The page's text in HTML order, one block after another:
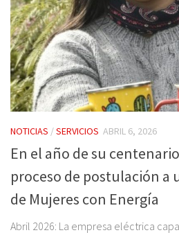
NOTICIAS /SERVICIOS ABRIL 6, 2026
En el año de su
proceso de postulación a
de Mujeres con Energía
Abril 2026: La empresa eléctrica